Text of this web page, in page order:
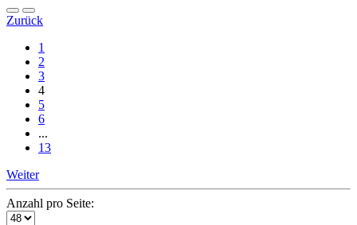
Zurück
1
2
3
4
5
6
...
13
Weiter
Anzahl pro Seite: